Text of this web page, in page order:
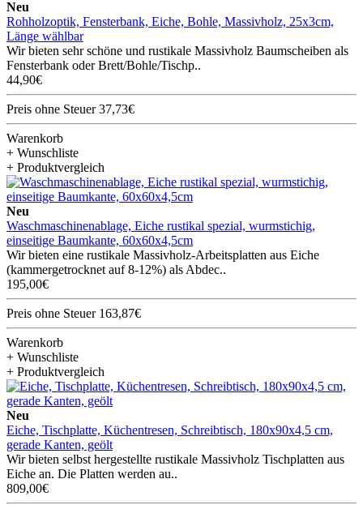
Neu
Rohholzoptik, Fensterbank, Eiche, Bohle, Massivholz, 25x3cm,
Länge wählbar
Wir bieten sehr schöne und rustikale Massivholz Baumscheiben als
Fensterbank oder Brett/Bohle/Tischp..
44,90€
Preis ohne Steuer 37,73€
Warenkorb
+ Wunschliste
+ Produktvergleich
Neu
Waschmaschinenablage, Eiche rustikal spezial, wurmstichig,
einseitige Baumkante, 60x60x4,5cm
Wir bieten eine rustikale Massivholz-Arbeitsplatten aus Eiche
(kammergetrocknet auf 8-12%) als Abdec..
195,00€
Preis ohne Steuer 163,87€
Warenkorb
+ Wunschliste
+ Produktvergleich
Neu
Eiche, Tischplatte, Küchentresen, Schreibtisch, 180x90x4,5 cm,
gerade Kanten, geölt
Wir bieten selbst hergestellte rustikale Massivholz Tischplatten aus
Eiche an. Die Platten werden au..
809,00€